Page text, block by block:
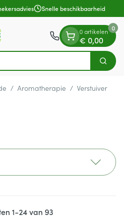
Snelle beschikbaarheid
Zoek
0 artikelen
€ 0,00
0
/ Aromatherapie / Verstuiver
1-24van93